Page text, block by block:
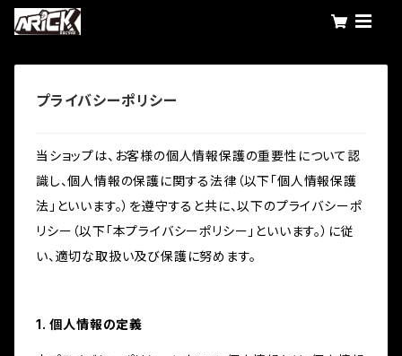
プライバシーポリシー
当ショップは、お客様の個人情報保護の重要性について認
識し、個人情報の保護に関する法律（以下「個人情報保護
法」といいます。）を遵守すると共に、以下のプライバシーポ
リシー（以下「本プライバシーポリシー」といいます。）に従
い、適切な取扱い及び保護に努めます。
1. 個人情報の定義